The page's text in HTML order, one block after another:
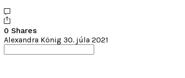
0 Shares
Alexandra König 30. júla 2021